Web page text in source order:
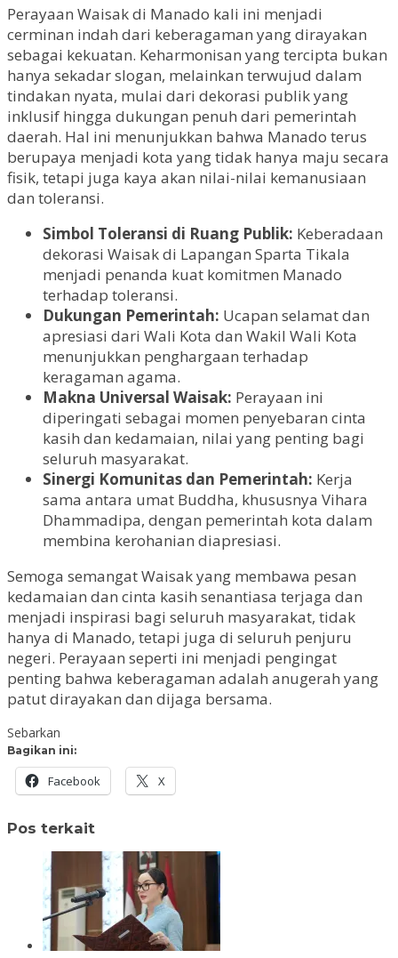
Perayaan Waisak di Manado kali ini menjadi
cerminan indah dari keberagaman yang dirayakan
sebagai kekuatan. Keharmonisan yang tercipta bukan
hanya sekadar slogan, melainkan terwujud dalam
tindakan nyata, mulai dari dekorasi publik yang
inklusif hingga dukungan penuh dari pemerintah
daerah. Hal ini menunjukkan bahwa Manado terus
berupaya menjadi kota yang tidak hanya maju secara
fisik, tetapi juga kaya akan nilai-nilai kemanusiaan
dan toleransi.
Simbol Toleransi di Ruang Publik: Keberadaan
dekorasi Waisak di Lapangan Sparta Tikala
menjadi penanda kuat komitmen Manado
terhadap toleransi.
Dukungan Pemerintah: Ucapan selamat dan
apresiasi dari Wali Kota dan Wakil Wali Kota
menunjukkan penghargaan terhadap
keragaman agama.
Makna Universal Waisak: Perayaan ini
diperingati sebagai momen penyebaran cinta
kasih dan kedamaian, nilai yang penting bagi
seluruh masyarakat.
Sinergi Komunitas dan Pemerintah: Kerja
sama antara umat Buddha, khususnya Vihara
Dhammadipa, dengan pemerintah kota dalam
membina kerohanian diapresiasi.
Semoga semangat Waisak yang membawa pesan
kedamaian dan cinta kasih senantiasa terjaga dan
menjadi inspirasi bagi seluruh masyarakat, tidak
hanya di Manado, tetapi juga di seluruh penjuru
negeri. Perayaan seperti ini menjadi pengingat
penting bahwa keberagaman adalah anugerah yang
patut dirayakan dan dijaga bersama.
Sebarkan
Bagikan ini:
Facebook X
Pos terkait